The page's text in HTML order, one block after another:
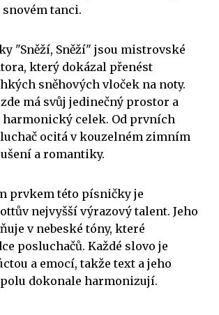
snovém tanci.
"Sněží, Sněží" jsou mistrovské
který dokázal přenést
sněhových vloček na noty.
má svůj jedinečný prostor a
harmonický celek. Od prvních
ocitá v kouzelném zimním
a romantiky.
prvkem této písničky je
nejvyšší výrazový talent. Jeho
v nebeské tóny, které
posluchačů. Každé slovo je
a emocí, takže text a jeho
dokonale harmonizují.